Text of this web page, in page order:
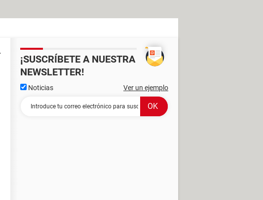
¡SUSCRÍBETE A NUESTRA
NEWSLETTER!
Noticias Ver un ejemplo